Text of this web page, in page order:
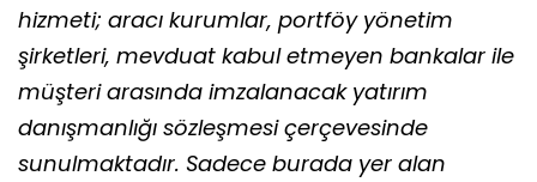
hizmeti; aracı kurumlar, portföy yönetim
şirketleri, mevduat kabul etmeyen bankalar ile
müşteri arasında imzalanacak yatırım
danışmanlığı sözleşmesi çerçevesinde
sunulmaktadır. Sadece burada yer alan